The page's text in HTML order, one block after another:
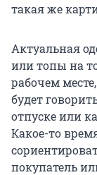
такая же
Актуальная
или топы на
рабочем
будет
отпуске или
Какое-то
покупатель